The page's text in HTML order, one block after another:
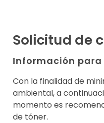
Solicitud de
Información
Con la finalidad de
ambiental, a
momento es
de tóner.